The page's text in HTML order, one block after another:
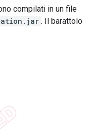
compilati in un file
. Il barattolo